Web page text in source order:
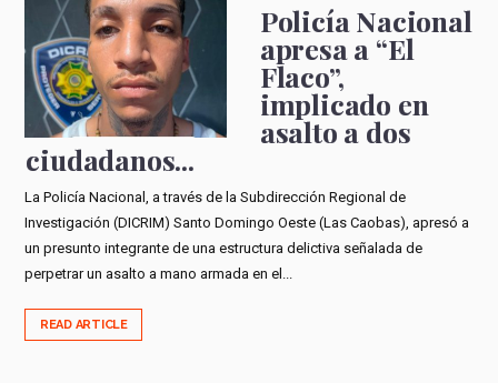
Policía Nacional
apresa a “El
Flaco”,
implicado en
asalto a dos
ciudadanos...
La Policía Nacional, a través de la Subdirección Regional de
Investigación (DICRIM) Santo Domingo Oeste (Las Caobas), apresó a
un presunto integrante de una estructura delictiva señalada de
perpetrar un asalto a mano armada en el...
READ ARTICLE